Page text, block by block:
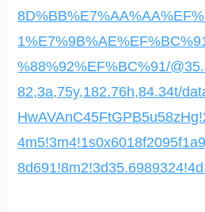
%88%92%EF%BC%91/
82,3a,75y,182.76h,84.34t/